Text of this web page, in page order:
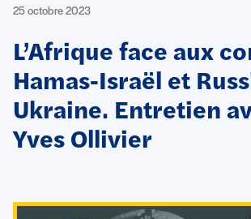
25 octobre 2023
L’Afrique face aux
Hamas-Israël et
Ukraine. Entretien
Yves Ollivier